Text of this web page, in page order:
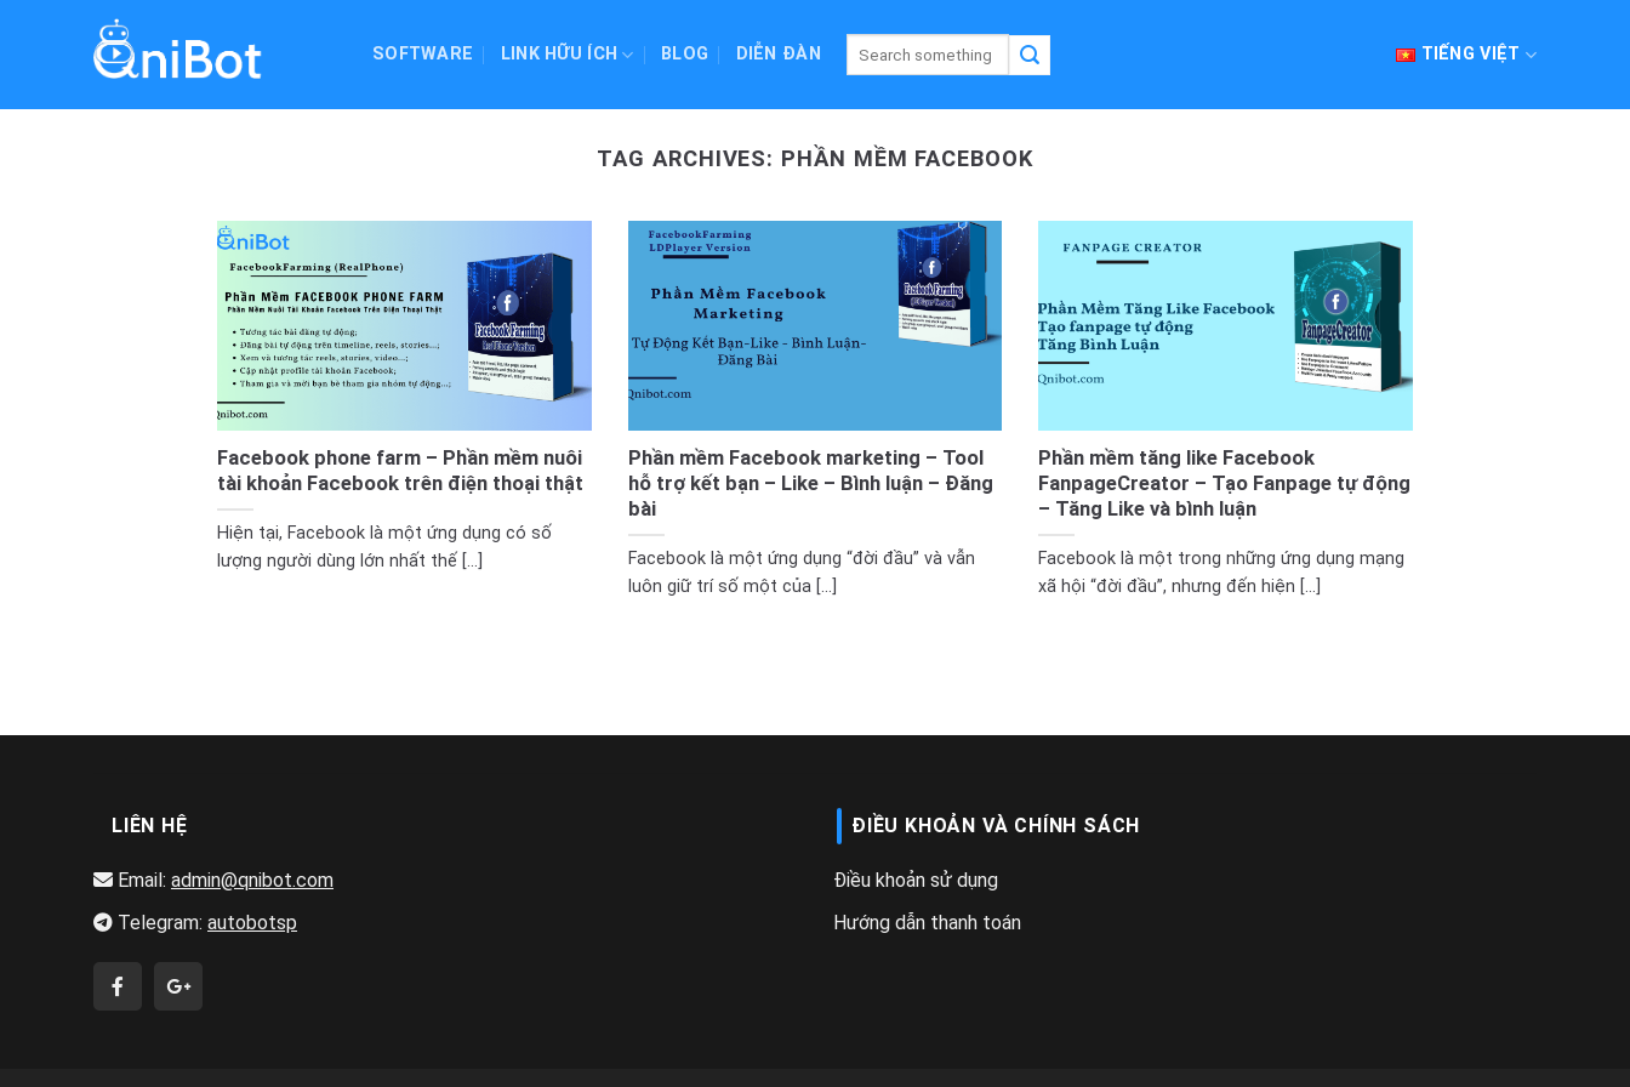
SOFTWARE LINK HỮU ÍCH BLOG DIỄN ĐÀN TIẾNG VIỆT
TAG ARCHIVES: PHẦN MỀM FACEBOOK
Facebook phone farm – Phần mềm nuôi
tài khoản Facebook trên điện thoại thật
Hiện tại, Facebook là một ứng dụng có số
lượng người dùng lớn nhất thế [...]
Phần mềm Facebook marketing – Tool
hỗ trợ kết bạn – Like – Bình luận – Đăng
bài
Facebook là một ứng dụng “đời đầu” và vẫn
luôn giữ trí số một của [...]
Phần mềm tăng like Facebook
FanpageCreator – Tạo Fanpage tự động
– Tăng Like và bình luận
Facebook là một trong những ứng dụng mạng
xã hội “đời đầu”, nhưng đến hiện [...]
LIÊN HỆ
Email: admin@qnibot.com
Telegram: autobotsp
ĐIỀU KHOẢN VÀ CHÍNH SÁCH
Điều khoản sử dụng
Hướng dẫn thanh toán